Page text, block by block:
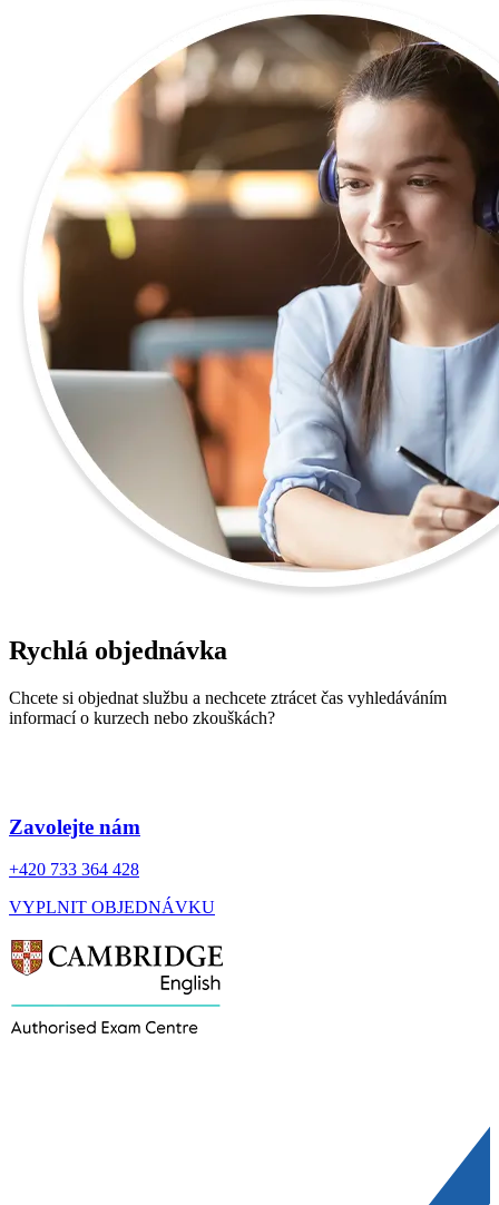
Rychlá objednávka
Chcete si objednat službu a nechcete ztrácet čas vyhledáváním
informací o kurzech nebo zkouškách?
Zavolejte nám
+420 733 364 428
VYPLNIT OBJEDNÁVKU